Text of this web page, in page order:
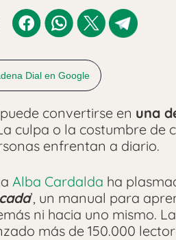
Dial en Google
puede convertirse en una
culpa o la costumbre de
enfrentan a diario.
Alba Cardalda ha
’, un manual para
ni hacia uno mismo.
más de 150.000